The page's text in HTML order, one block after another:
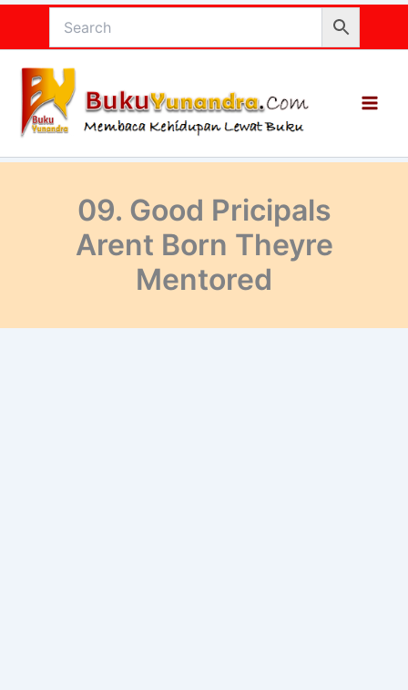
konten
09. Good Pricipals
Arent Born Theyre
Mentored